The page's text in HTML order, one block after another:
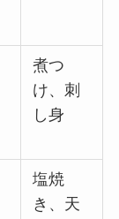
煮つ
け、刺
し身
塩焼
き、天